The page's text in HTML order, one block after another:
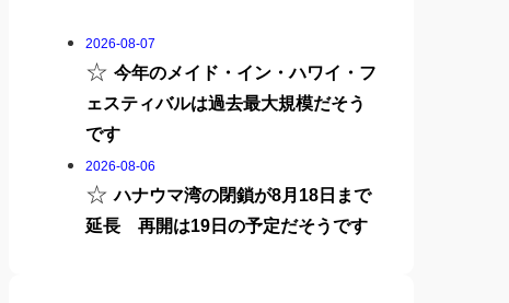
2026-08-07
☆ 今年のメイド・イン・ハワイ・フ
ェスティバルは過去最大規模だそう
です
2026-08-06
☆ ハナウマ湾の閉鎖が8月18日まで
延長 再開は19日の予定だそうです